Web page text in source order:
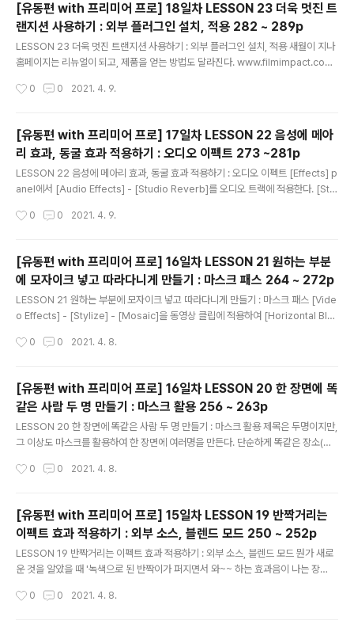
동영상 클립의 시작위치를 정해 주면 아마도 앞 부분이 빈다. 앞 부분은 [Add Fram
e Hold] 기능으로 정지 화면을 만들어 채운다. 이번 LESSON만 한번에 되지 않아..
[유동편 with 프리미어 프로] 18일차 LESSON 23 더욱 멋진 트
랜지션 사용하기 : 외부 플러그인 설치, 적용 282 ~ 289p
LESSON 23 더욱 멋진 트랜지션 사용하기 : 외부 플러그인 설치, 적용 새월이 지나
홈페이지는 리뉴얼이 되고, 제품을 얻는 방법도 달라진다. www.filmimpact.com
ail를 넣으면 메일로 해당 플러그인을 주소를 받는다. 모든 기능을 45일간 무료로 사
에 적용 후에 다시하면 email을 통해서 제품 사용키를 받아 입력하면 된다. 모든 기
능 45일 무료로 사용하는 방법 너무 맘에 든다. 이전글 - 2021.04.09 - [STUDY/
동영상 편집] - [유동편 with 프리미어 프로] 17일차 LESSON 22 음성에 메아리
효..
0 0 2021. 4. 9.
[유동편 with 프리미어 프로] 17일차 LESSON 22 음성에 메아
리 효과, 동굴 효과 적용하기 : 오디오 이펙트 273 ~281p
LESSON 22 음성에 메아리 효과, 동굴 효과 적용하기 : 오디오 이펙트 [Effects] p
anel에서 [Audio Effects] - [Studio Reverb]를 오디오 트랙에 적용한다. [Stu
Editor] 대화 상자가 표시 된다. [Presets]에 있는 목록중 하나씩 선택하여 어떤 효
기 : 마스크 패스 264 ~ 272p [유동편 with 프리미어 프로] 16일차 LESSON 21
원하는 부분에 모자..
0 0 2021. 4. 9.
[유동편 with 프리미어 프로] 16일차 LESSON 21 원하는 부분
에 모자이크 넣고 따라다니게 만들기 : 마스크 패스 264 ~ 272p
LESSON 21 원하는 부분에 모자이크 넣고 따라다니게 만들기 : 마스크 패스 [Vide
o Effects] - [Stylize] - [Mosaic]을 동영상 클립에 적용하여 [Horizontal Blo
만든다. [ellipse], [4-point polygon], [bezier]를 선택하여 원하는 마스크 모양
다. 처음에 하나한 위치를 맞추는줄 알아서 힘들고 지루한 작업이라고 생각했는데,
자동으로 만들고 간단하게 수정하면 끝이다. 갑자..
0 0 2021. 4. 8.
[유동편 with 프리미어 프로] 16일차 LESSON 20 한 장면에 똑
같은 사람 두 명 만들기 : 마스크 활용 256 ~ 263p
LESSON 20 한 장면에 똑같은 사람 두 명 만들기 : 마스크 활용 제목은 두명이지만,
그 이상도 마스크를 활용하여 한 장면에 여러명을 만든다. 단순하게 똑같은 장소(카
쌓는다. 그리고 필요한 부분을 마스크 처리를 한다. 대신 빛으로 인한 변화가 심한 외
이든 방법이 나온다. 실내에서 크로마키 기능을 이용하면 좀더 자연스러운 편집 영상
을 만들 수 있다. 이전글 - 2021.04.08 - [STUDY/동영상 편집] - [유동편 with
프리미어 프로] 15일차 LESSON 19 반짝거리는 이펙트 효과 적용하기 : 외부 소스,
블렌드 모드 25..
0 0 2021. 4. 8.
[유동편 with 프리미어 프로] 15일차 LESSON 19 반짝거리는
이펙트 효과 적용하기 : 외부 소스, 블렌드 모드 250 ~ 252p
LESSON 19 반짝거리는 이펙트 효과 적용하기 : 외부 소스, 블렌드 모드 뭔가 새로
운 것을 알았을 때 '녹색으로 된 반짝이가 퍼지면서 와~~ 하는 효과음이 나는 장
(Add)] [Blend Mode]를 적용하여 반짝이는 효과를 만든다. Alt + 드래그 하여 쉽
0 0 2021. 4. 8.